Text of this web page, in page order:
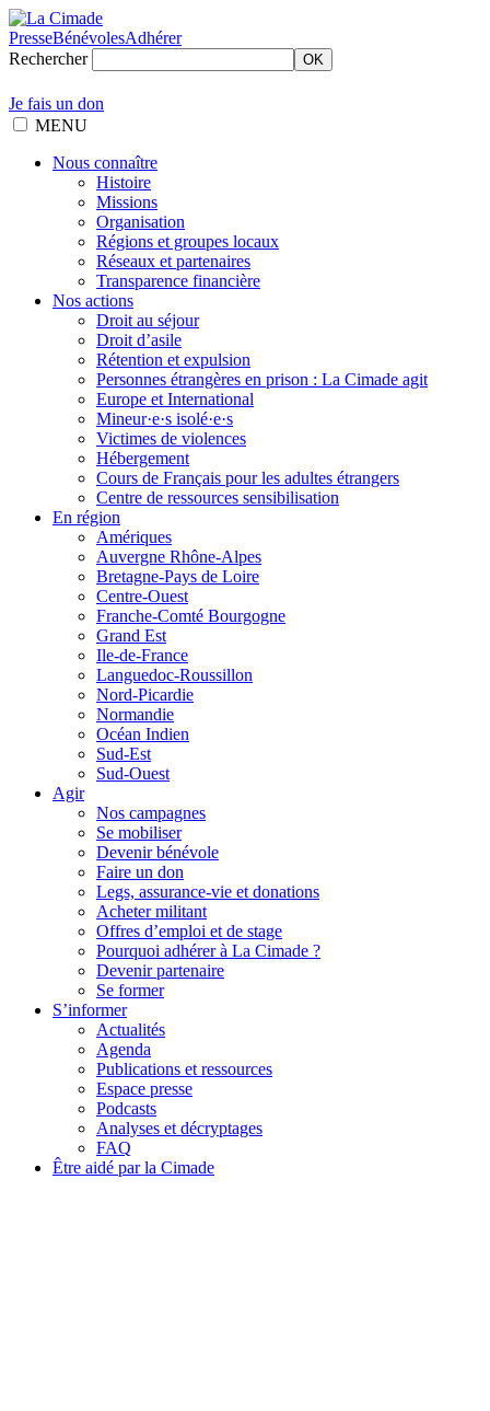
PresseBénévolesAdhérer
Rechercher
OK
Je fais un don
MENU
Nous connaître
Histoire
Missions
Organisation
Régions et groupes locaux
Réseaux et partenaires
Transparence financière
Nos actions
Droit au séjour
Droit d’asile
Rétention et expulsion
Personnes étrangères en prison : La Cimade agit
Europe et International
Mineur·e·s isolé·e·s
Victimes de violences
Hébergement
Cours de Français pour les adultes étrangers
Centre de ressources sensibilisation
En région
Amériques
Auvergne Rhône-Alpes
Bretagne-Pays de Loire
Centre-Ouest
Franche-Comté Bourgogne
Grand Est
Ile-de-France
Languedoc-Roussillon
Nord-Picardie
Normandie
Océan Indien
Sud-Est
Sud-Ouest
Agir
Nos campagnes
Se mobiliser
Devenir bénévole
Faire un don
Legs, assurance-vie et donations
Acheter militant
Offres d’emploi et de stage
Pourquoi adhérer à La Cimade ?
Devenir partenaire
Se former
S’informer
Actualités
Agenda
Publications et ressources
Espace presse
Podcasts
Analyses et décryptages
FAQ
Être aidé par la Cimade